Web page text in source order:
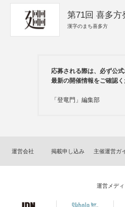
第71回 喜多
漢字のまち喜多方
応募される際は、必ず公
最新の開催情報をご確認く
「登竜門」編集部
運営会社 掲載申し込み 主催運営ガ
運営メディ